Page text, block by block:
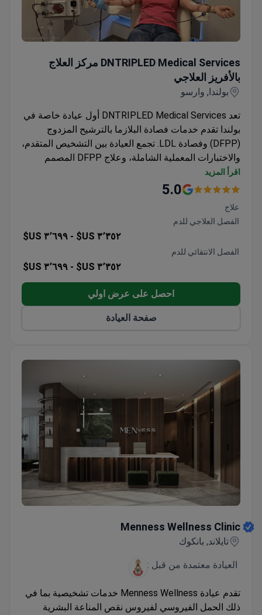
DNTRIPLED Medical Services مركز العلاج
بالأفريز العلاجي
بولندا, وارسو
تعد DNTRIPLED Medical Services أول عيادة خاصة في
بولندا تقدم خدمات فصادة البلازما بالترشيح المزدوج
(DFPP) وفصادة LDL. تجمع العيادة بين التشخيص المتقدم،
والاختبارات المعملية الشاملة، وعلاج DFPP المصمم
خصيصًا لكل مريض. كما تعمل العيادة كموزع متخصص
لمعدات وفلاتر الفصادة، وتعمل مباشرة مع الشركات
والأنظمة المتميزة وبروتوكولات العلاج الحديثة. يزور العيادة
في الغالب مرضى من أوروبا ودول الكومنولث، بالإضافة
إلى الولايات المتحدة وكندا وأستراليا.
اقرأ المزيد
5.0
علاج
الفصل العلاجي للدم
٣٬٣٥٢ US$ - ٣٬٦٩٩ US$
الفصل الانتقائي للدم
٣٬٣٥٢ US$ - ٣٬٦٩٩ US$
احصل على عرض اولي
صفحة العيادة
Menness Wellness Clinic
تايلاند, بانكوك
العيادة معتمدة من قبل :
تقدم عيادة Menness Wellness خدمات تشخيصية بما في
ذلك الحمل الفيروسي لفيروس نقص المناعة البشرية